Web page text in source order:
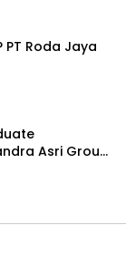
PT Roda Jaya
Asri Group